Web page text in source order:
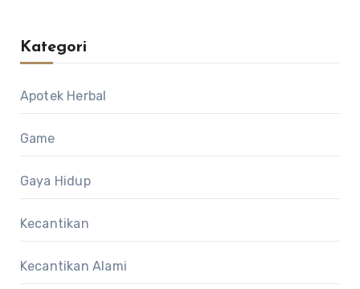
Kategori
Apotek Herbal
Game
Gaya Hidup
Kecantikan
Kecantikan Alami